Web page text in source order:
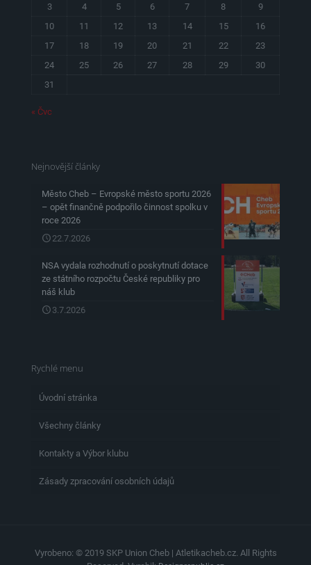
3
4 5 6 7 8
9
10
11 12 13 14 15
16
17
18 19 20 21 22
23
24
25 26 27 28 29
30
31
« Čvc
Nejnovější články
Město Cheb – Evropské město sportu 2026
– opět finančně podpořilo činnost spolku v
roce 2026
22.7.2026
NSA vydala rozhodnutí o poskytnutí dotace
ze státního rozpočtu České republiky pro
náš klub
3.7.2026
Rychlé menu
Úvodní stránka
Všechny články
Kontakty a Výbor klubu
Zásady zpracování osobních údajů
Vyrobeno: © 2019 SKP Union Cheb | Atletikacheb.cz. All Rights